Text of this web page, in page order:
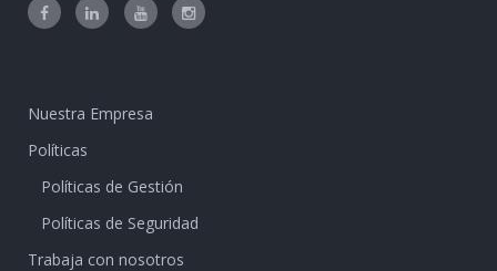
Nuestra Empresa
Políticas
Políticas de Gestión
Políticas de Seguridad
Trabaja con nosotros